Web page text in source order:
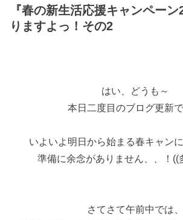
『春の新生活応援キャンペーン
りますよっ！その2
はい、どうも～
本日二度目のブログ更新
いよいよ明日から始まる春キャンに
準備に余念がありません、、！((
さてさて午前中では、